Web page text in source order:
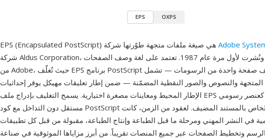
EPS OXPS
Adobe
شركة Aldus Corporation، ونُشرت لأول مرة عام 1987. تعتمد على لغة وصف الصفحات PostScript
من Adobe، حيث تُغلّف EPS برنامج PostScript متكاملاً يصف صفحة واحدة من الرسومات — تشمل
والنصوص والصور النقطية المضمّنة — ضمن إطار تعليقات مهيكل يوفر إحداثيات
الإطار المحيط ومعاينات مصغرة اختيارية. يسمح التغليف بإدراج ملف EPS في مستند آخر كعنصر رسومي
مستقل دون التداخل مع كود PostScript الخاص بالمستند المضيف. لعقود من الزمن، كانت EPS صيغة
في النشر المهني ومرحلة ما قبل الطباعة وإنتاج الطباعة، مقبولة من قبل كل تطبيقات
وتخطيط الصفحات عبر جميع المنصات تقريباً. من أبرز مزاياها الموثوقية في صناعة